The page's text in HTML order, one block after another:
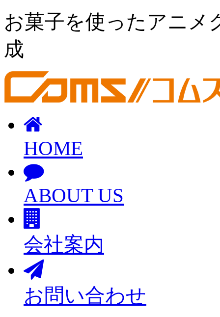
お菓子を使ったアニメ
成
HOME
ABOUT US
会社案内
お問い合わせ